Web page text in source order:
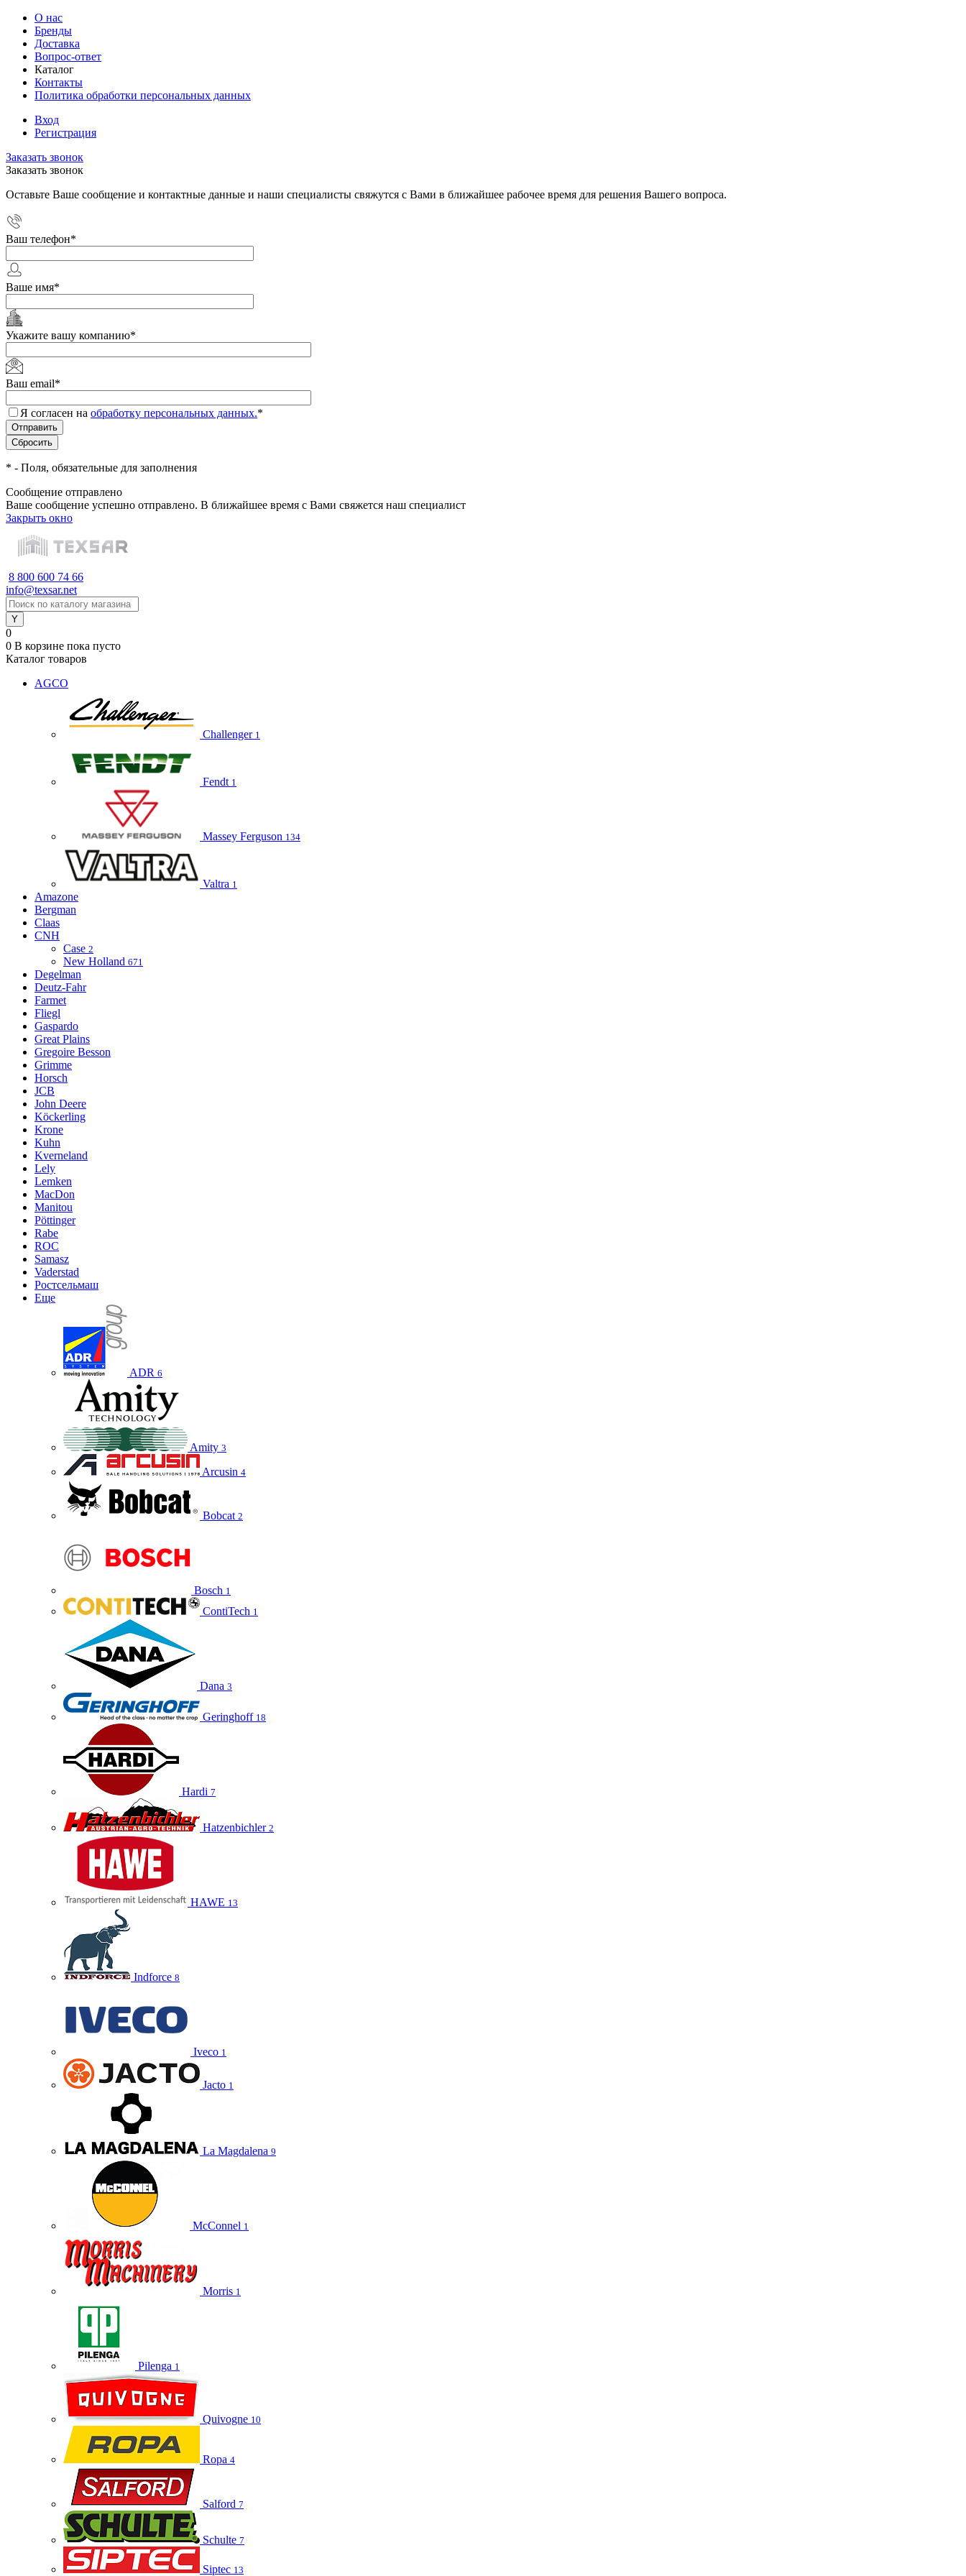
О нас
Бренды
Доставка
Вопрос-ответ
Каталог
Контакты
Политика обработки персональных данных
Вход
Регистрация
Заказать звонок
Заказать звонок
Оставьте Ваше сообщение и контактные данные и наши специалисты свяжутся с Вами в ближайшее рабочее время для решения Вашего вопроса.
Ваш телефон*
Ваше имя*
Укажите вашу компанию*
Ваш email*
Я согласен на обработку персональных данных.*
* - Поля, обязательные для заполнения
Сообщение отправлено
Ваше сообщение успешно отправлено. В ближайшее время с Вами свяжется наш специалист
Закрыть окно
8 800 600 74 66
info@texsar.net
0
0 В корзине пока пусто
Каталог товаров
AGCO
Challenger 1
Fendt 1
Massey Ferguson 134
Valtra 1
Amazone
Bergman
Claas
CNH
Case 2
New Holland 671
Degelman
Deutz-Fahr
Farmet
Fliegl
Gaspardo
Great Plains
Gregoire Besson
Grimme
Horsch
JCB
John Deere
Köckerling
Krone
Kuhn
Kverneland
Lely
Lemken
MacDon
Manitou
Pöttinger
Rabe
ROC
Samasz
Vaderstad
Ростсельмаш
Еще
ADR 6
Amity 3
Arcusin 4
Bobcat 2
Bosch 1
ContiTech 1
Dana 3
Geringhoff 18
Hardi 7
Hatzenbichler 2
HAWE 13
Indforce 8
Iveco 1
Jacto 1
La Magdalena 9
McConnel 1
Morris 1
Pilenga 1
Quivogne 10
Ropa 4
Salford 7
Schulte 7
Siptec 13